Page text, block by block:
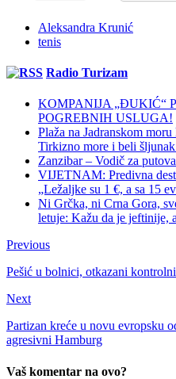
Aleksandra Krunić
tenis
Radio Turizam
KOMPANIJA „ĐUKIĆ“
POGREBNIH USLUGA!
Plaža na Jadranskom
Tirkizno more i beli
Zanzibar – Vodič za
VIJETNAM: Predivna
„Ležaljke su 1 €, a sa 15
Ni Grčka, ni Crna Gora,
letuje: Kažu da je jeftinije,
Previous
Pešić u bolnici, otkazani
Next
Partizan kreće u novu evropsku
agresivni Hamburg
Vaš komentar na ovo?